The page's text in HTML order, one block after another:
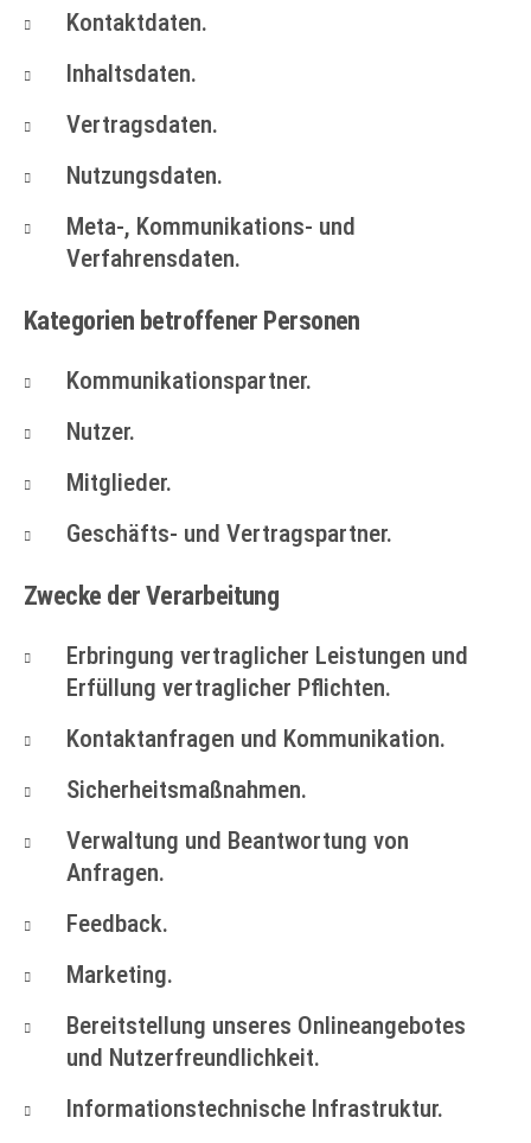
Kontaktdaten.
Inhaltsdaten.
Vertragsdaten.
Nutzungsdaten.
Meta-, Kommunikations- und
Verfahrensdaten.
Kategorien betroffener Personen
Kommunikationspartner.
Nutzer.
Mitglieder.
Geschäfts- und Vertragspartner.
Zwecke der Verarbeitung
Erbringung vertraglicher Leistungen und
Erfüllung vertraglicher Pflichten.
Kontaktanfragen und Kommunikation.
Sicherheitsmaßnahmen.
Verwaltung und Beantwortung von
Anfragen.
Feedback.
Marketing.
Bereitstellung unseres Onlineangebotes
und Nutzerfreundlichkeit.
Informationstechnische Infrastruktur.